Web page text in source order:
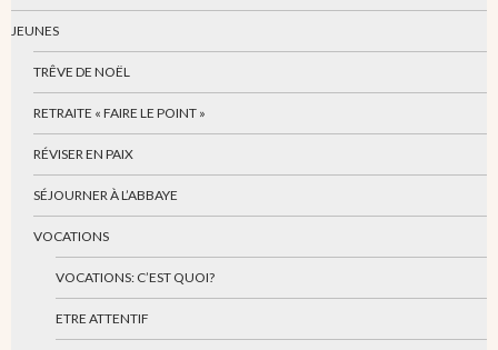
JEUNES
TRÊVE DE NOËL
RETRAITE « FAIRE LE POINT »
RÉVISER EN PAIX
SÉJOURNER À L’ABBAYE
VOCATIONS
VOCATIONS: C’EST QUOI?
ETRE ATTENTIF